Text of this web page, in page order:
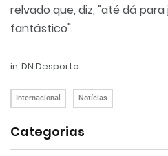
relvado que, diz, "até dá
fantástico".
in: DN Desporto
Internacional Notícias
Categorias